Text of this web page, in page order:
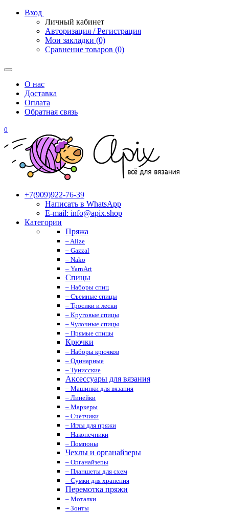
Вход
Личный кабинет
Авторизация / Регистрация
Мои закладки (0)
Сравнение товаров (0)
О нас
Доставка
Оплата
Обратная связь
0
+7(909)922-76-39
Написать в WhatsApp
E-mail: info@apix.shop
Категории
Пряжа
– Alize
– Gazzal
– Nako
– YarnArt
Спицы
– Наборы спиц
– Съемные спицы
– Тросики и лески
– Круговые спицы
– Чулочные спицы
– Прямые спицы
Крючки
– Наборы крючков
– Одинарные
– Тунисские
Аксессуары для вязания
– Машинки для вязания
– Линейки
– Маркеры
– Счетчики
– Иглы для пряжи
– Наконечники
– Помпоны
Чехлы и органайзеры
– Органайзеры
– Планшеты для схем
– Сумки для хранения
Перемотка пряжи
– Моталки
– Зонты